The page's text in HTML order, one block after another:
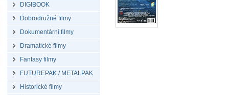
DIGIBOOK
Dobrodružné filmy
Dokumentární filmy
Dramatické filmy
Fantasy filmy
FUTUREPAK / METALPAK
Historické filmy